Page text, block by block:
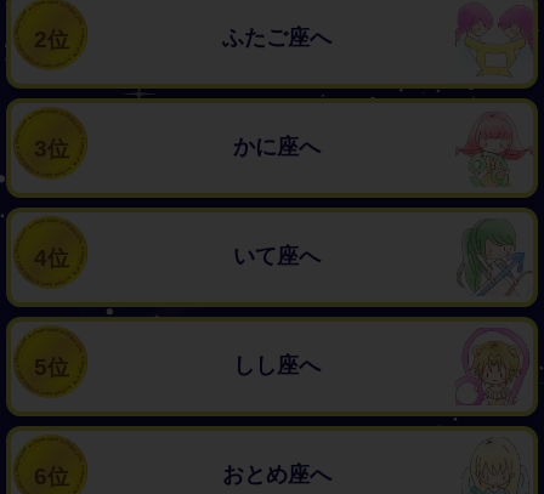
2 ふたご座へ
3 かに座へ
4 いて座へ
5 しし座へ
6 おとめ座へ